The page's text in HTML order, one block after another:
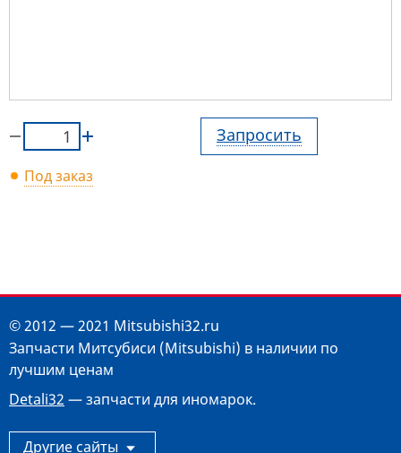
Запросить
Под заказ
© 2012 — 2021 Mitsubishi32.ru
Запчасти Митсубиси (Mitsubishi) в наличии по
лучшим ценам
Detali32 — запчасти для иномарок.
Другие сайты